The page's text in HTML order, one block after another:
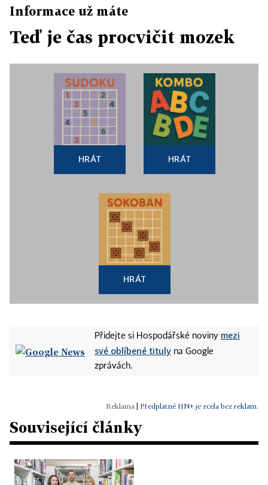
Informace už máte
Teď je čas procvičit mozek
HRÁT HRÁT
HRÁT
Přidejte si Hospodářské noviny mezi
své oblíbené tituly na Google
zprávách.
Předplatné HN+ je zcela bez reklam.
Související články